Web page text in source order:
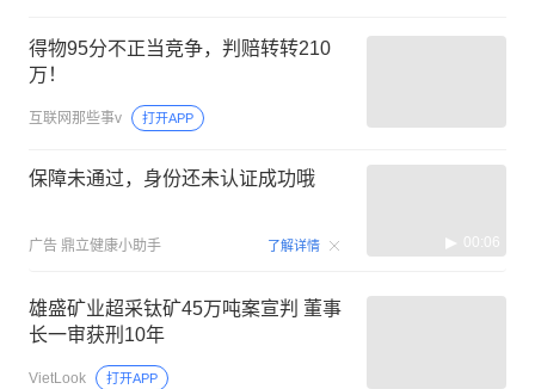
得物95分不正当竞争，判赔转转210
万！
互联网那些事v 打开APP
保障未通过，身份还未认证成功哦
广告 鼎立健康小助手 了解详情 00:06
雄盛矿业超采钛矿45万吨案宣判 董事
长一审获刑10年
VietLook 打开APP